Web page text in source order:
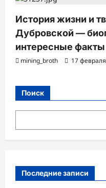
История жизни и
Дубровской —
интересные факты
mining_broth 17
Поиск
Последние записи